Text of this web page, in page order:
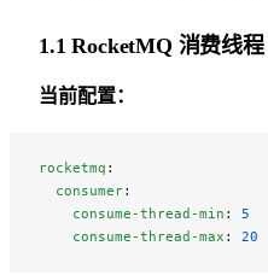
1.1 RocketMQ 消费线
当前配置：
rocketmq :
  consumer
:
    consume-thread-min
: 5
    consume-thread-max
: 20